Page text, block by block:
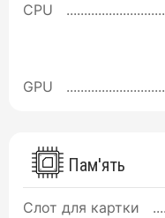
CPU
GPU
Пам'ять
Слот для картки